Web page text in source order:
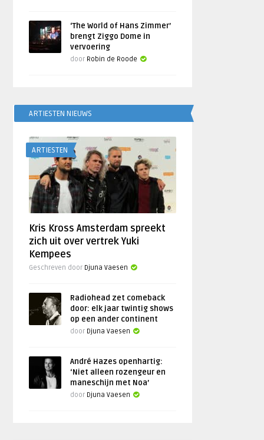
‘The World of Hans Zimmer’
brengt Ziggo Dome in
vervoering
door Robin de Roode
ARTIESTEN NIEUWS
ARTIESTEN
Kris Kross Amsterdam spreekt
zich uit over vertrek Yuki
Kempees
Geschreven door Djuna Vaesen
Radiohead zet comeback
door: elk jaar twintig shows
op een ander continent
door Djuna Vaesen
André Hazes openhartig:
‘Niet alleen rozengeur en
maneschijn met Noa’
door Djuna Vaesen